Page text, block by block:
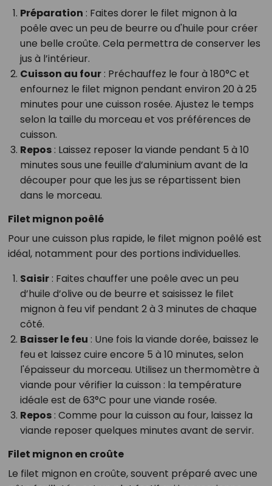
Préparation : Faites dorer le filet mignon à la
poêle avec un peu de beurre ou d'huile pour créer
une belle croûte. Cela permettra de conserver les
jus à l’intérieur.
Cuisson au four: Préchauffez le four à 180°C et
enfournez le filet mignon pendant environ 20 à 25
minutes pour une cuisson rosée. Ajustez le temps
selon la taille du morceau et vos préférences de
cuisson.
Repos: Laissez reposer la viande pendant 5 à 10
minutes sous une feuille d’aluminium avant de la
découper pour que les jus se répartissent bien
dans le morceau.
Filet mignon poêlé
Pour une cuisson plus rapide, le filet mignon poêlé est
idéal, notamment pour des portions individuelles.
Saisir: Faites chauffer une poêle avec un peu
d’huile d’olive ou de beurre et saisissez le filet
mignon à feu vif pendant 2 à 3 minutes de chaque
côté.
Baisser le feu : Une fois la viande dorée, baissez le
feu et laissez cuire encore 5 à 10 minutes, selon
l'épaisseur du morceau. Utilisez un thermomètre à
viande pour vérifier la cuisson : la température
idéale est de 63°C pour une viande rosée.
Repos: Comme pour la cuisson au four, laissez la
viande reposer quelques minutes avant de servir.
Filet mignon en croûte
Le filet mignon en croûte, souvent préparé avec une